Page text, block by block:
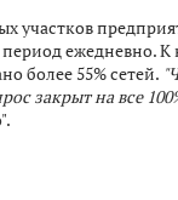
участков
ежедневно. К
более 55% сетей.
закрыт на все